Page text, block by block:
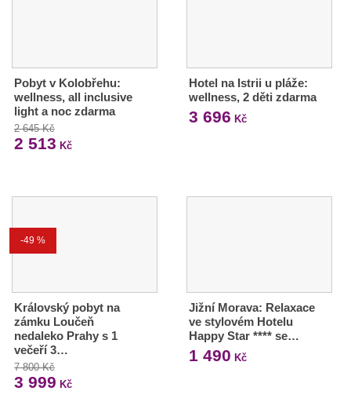
Pobyt v Kolobřehu:
wellness, all inclusive
light a noc zdarma
2 645 Kč
2 513 Kč
Hotel na Istrii u pláže:
wellness, 2 děti zdarma
3 696 Kč
-49 %
Královský pobyt na
zámku Loučeň
nedaleko Prahy s 1
večeří 3…
7 800 Kč
3 999 Kč
Jižní Morava: Relaxace
ve stylovém Hotelu
Happy Star **** se…
1 490 Kč